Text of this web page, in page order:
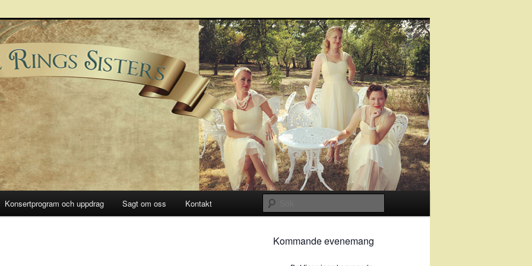
Konsertprogram och uppdrag Sagt om oss Kontakt
Kommande evenemang